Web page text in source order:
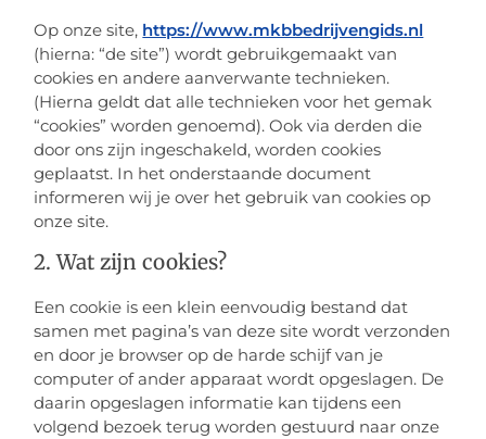
Op onze site, https://www.mkbbedrijvengids.nl
(hierna: “de site”) wordt gebruikgemaakt van
cookies en andere aanverwante technieken.
(Hierna geldt dat alle technieken voor het gemak
“cookies” worden genoemd). Ook via derden die
door ons zijn ingeschakeld, worden cookies
geplaatst. In het onderstaande document
informeren wij je over het gebruik van cookies op
onze site.
2. Wat zijn cookies?
Een cookie is een klein eenvoudig bestand dat
samen met pagina’s van deze site wordt verzonden
en door je browser op de harde schijf van je
computer of ander apparaat wordt opgeslagen. De
daarin opgeslagen informatie kan tijdens een
volgend bezoek terug worden gestuurd naar onze